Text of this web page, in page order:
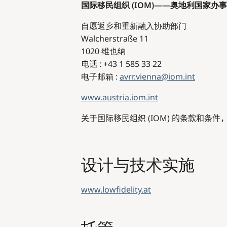
国际移民组织 (IOM)——奥地利国家办
自愿返乡和重新融入协助部门
Walcherstraße 11
1020 维也纳
电话 : +43 1 585 33 22
电子邮箱 : avrr.vienna@iom.int
www.austria.iom.int
关于国际移民组织 (IOM) 的条款和条件
设计与技术实施
www.lowfidelity.at